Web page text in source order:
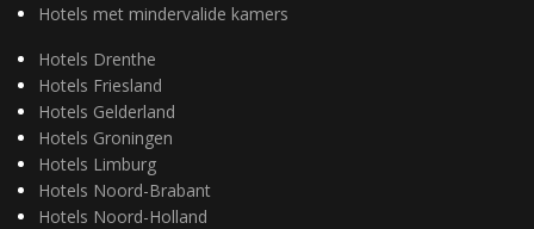
Hotels met mindervalide kamers
Hotels Drenthe
Hotels Friesland
Hotels Gelderland
Hotels Groningen
Hotels Limburg
Hotels Noord-Brabant
Hotels Noord-Holland